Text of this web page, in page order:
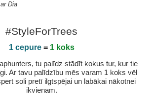
Dia
#StyleForTrees
1 cepure= 1 koks
tu palīdz stādīt kokus tur, kur tie
Ar tavu palīdzību mēs varam 1 koks vēl
soli pretī ilgtspējai un labākai nākotnei
ikvienam.